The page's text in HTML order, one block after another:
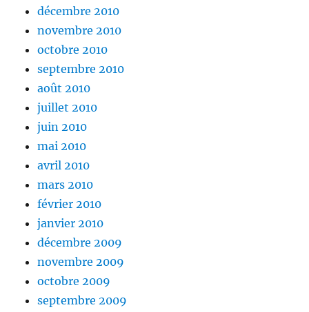
décembre 2010
novembre 2010
octobre 2010
septembre 2010
août 2010
juillet 2010
juin 2010
mai 2010
avril 2010
mars 2010
février 2010
janvier 2010
décembre 2009
novembre 2009
octobre 2009
septembre 2009